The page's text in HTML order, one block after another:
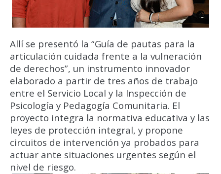
Allí se presentó la “Guía de pautas para la
articulación cuidada frente a la vulneración
de derechos”, un instrumento innovador
elaborado a partir de tres años de trabajo
entre el Servicio Local y la Inspección de
Psicología y Pedagogía Comunitaria. El
proyecto integra la normativa educativa y las
leyes de protección integral, y propone
circuitos de intervención ya probados para
actuar ante situaciones urgentes según el
nivel de riesgo.